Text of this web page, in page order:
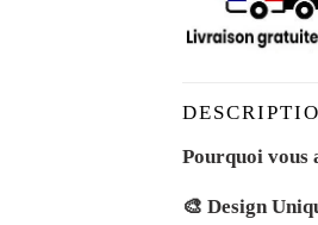
Pourquoi vous
🎨 Design